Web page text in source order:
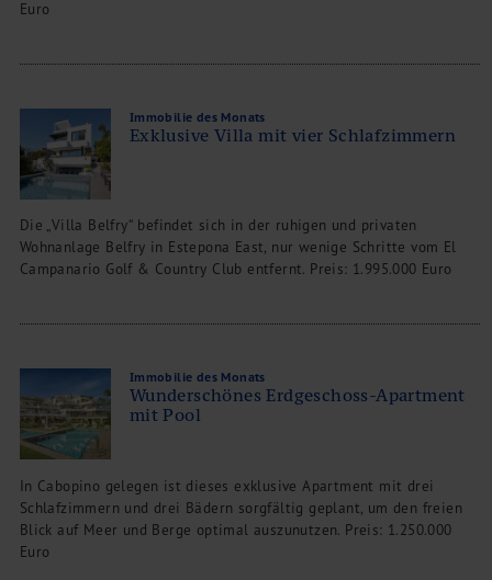
Euro
Immobilie des Monats
Exklusive Villa mit vier Schlafzimmern
Die „Villa Belfry“ befindet sich in der ruhigen und privaten
Wohnanlage Belfry in Estepona East, nur wenige Schritte vom El
Campanario Golf & Country Club entfernt. Preis: 1.995.000 Euro
Immobilie des Monats
Wunderschönes Erdgeschoss-Apartment
mit Pool
In Cabopino gelegen ist dieses exklusive Apartment mit drei
Schlafzimmern und drei Bädern sorgfältig geplant, um den freien
Blick auf Meer und Berge optimal auszunutzen. Preis: 1.250.000
Euro